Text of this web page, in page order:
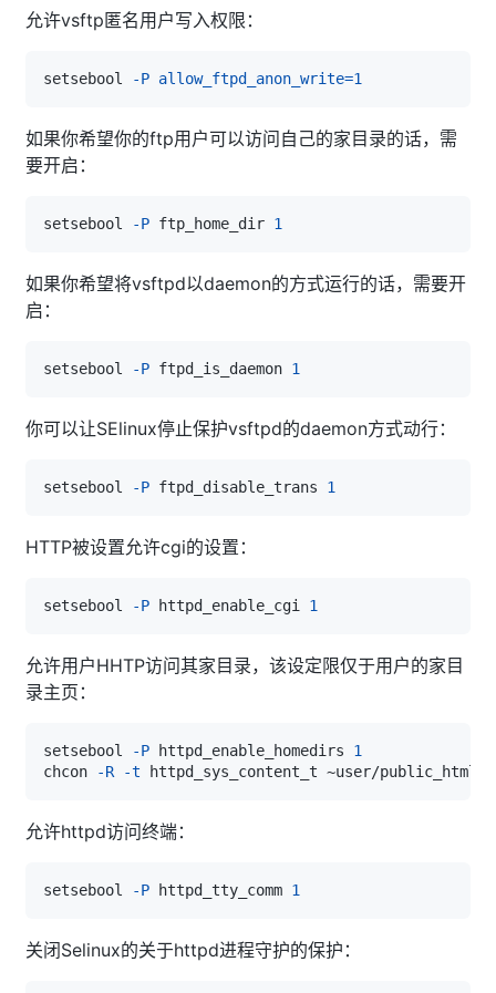
允许vsftp匿名用户写入权限：
setsebool -P allow_ftpd_anon_write=1
如果你希望你的ftp用户可以访问自己的家目录的话，需
要开启：
setsebool -P ftp_home_dir 1
如果你希望将vsftpd以daemon的方式运行的话，需要开
启：
setsebool -P ftpd_is_daemon 1
你可以让SElinux停止保护vsftpd的daemon方式动行：
setsebool -P ftpd_disable_trans 1
HTTP被设置允许cgi的设置：
setsebool -P httpd_enable_cgi 1
允许用户HHTP访问其家目录，该设定限仅于用户的家目
录主页：
setsebool -P httpd_enable_homedirs 1
chcon
-R -t
允许httpd访问终端：
setsebool -P httpd_tty_comm 1
关闭Selinux的关于httpd进程守护的保护：